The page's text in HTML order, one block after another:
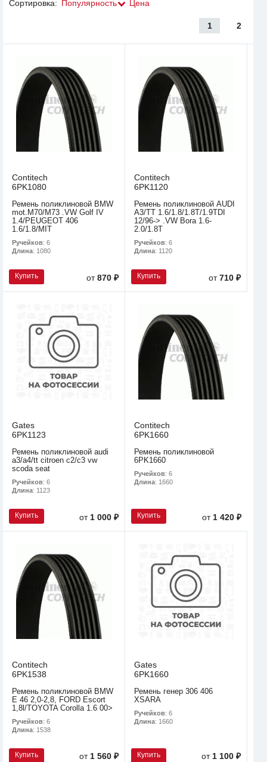
Сортировка: Популярность Цена
1 2
Contitech
6PK1080
Ремень поликлиновой BMW
mot.M70/M73 .VW Golf IV
1.4/PEUGEOT 406
1.6/1.8/MIT
Ручейков: 6
Длина: 1080
Купить от870 ₽
Contitech
6PK1120
Ремень поликлиновой AUDI
A3/TT 1.6/1.8/1.8T/1.9TDI
12/96-> .VW Bora 1.6-
2.0/1.8T
Ручейков: 6
Длина: 1120
Купить от710 ₽
Gates
6PK1123
Ремень поликлиновой audi
a3/a4/tt citroen c2/c3 vw
scoda seat
Ручейков: 6
Длина: 1123
Купить от 1 000 ₽
Contitech
6PK1660
Ремень поликлиновой
6PK1660
Ручейков: 6
Длина: 1660
Купить от 1 420 ₽
Contitech
6PK1538
Ремень поликлиновой BMW
E 46 2,0-2,8, FORD Escort
1,8l/TOYOTA Corolla 1.6 00>
Ручейков: 6
Длина: 1538
Купить от1 560 ₽
Gates
6PK1660
Ремень генер 306 406
XSARA
Ручейков: 6
Длина: 1660
Купить от1 100 ₽